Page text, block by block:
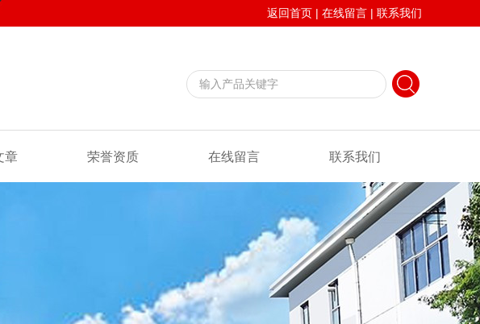
返回首页 | 在线留言 | 联系我们
章 荣誉资质 在线留言 联系我们